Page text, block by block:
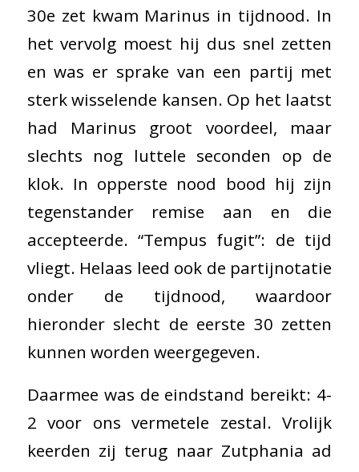
30e zet kwam Marinus in tijdnood. In
het vervolg moest hij dus snel zetten
en was er sprake van een partij met
sterk wisselende kansen. Op het laatst
had Marinus groot voordeel, maar
slechts nog luttele seconden op de
klok. In opperste nood bood hij zijn
tegenstander remise aan en die
accepteerde. “Tempus fugit”: de tijd
vliegt. Helaas leed ook de partijnotatie
onder de tijdnood, waardoor
hieronder slecht de eerste 30 zetten
kunnen worden weergegeven.
Daarmee was de eindstand bereikt: 4-
2 voor ons vermetele zestal. Vrolijk
keerden zij terug naar Zutphania ad